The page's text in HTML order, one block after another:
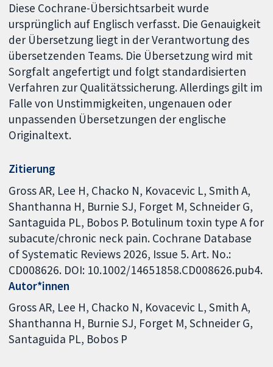
Diese Cochrane-Übersichtsarbeit wurde
ursprünglich auf Englisch verfasst. Die Genauigkeit
der Übersetzung liegt in der Verantwortung des
übersetzenden Teams. Die Übersetzung wird mit
Sorgfalt angefertigt und folgt standardisierten
Verfahren zur Qualitätssicherung. Allerdings gilt im
Falle von Unstimmigkeiten, ungenauen oder
unpassenden Übersetzungen der englische
Originaltext.
Zitierung
Gross AR, Lee H, Chacko N, Kovacevic L, Smith A,
Shanthanna H, Burnie SJ, Forget M, Schneider G,
Santaguida PL, Bobos P. Botulinum toxin type A for
subacute/chronic neck pain. Cochrane Database
of Systematic Reviews 2026, Issue 5. Art. No.:
CD008626. DOI: 10.1002/14651858.CD008626.pub4.
Autor*innen
Gross AR Lee H Chacko N Kovacevic L Smith A
Shanthanna H Burnie SJ Forget M Schneider G
Santaguida PL Bobos P